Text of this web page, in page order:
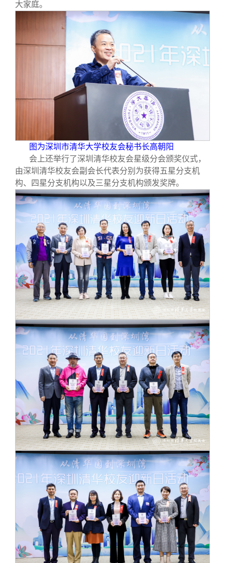
大家庭。
图为深圳市清华大学校友会秘书长高朝阳
会上还举行了深圳清华校友会星级分会颁奖仪式，
由深圳清华校友会副会长代表分别为获得五星分支机
构、四星分支机构以及三星分支机构颁发奖牌。